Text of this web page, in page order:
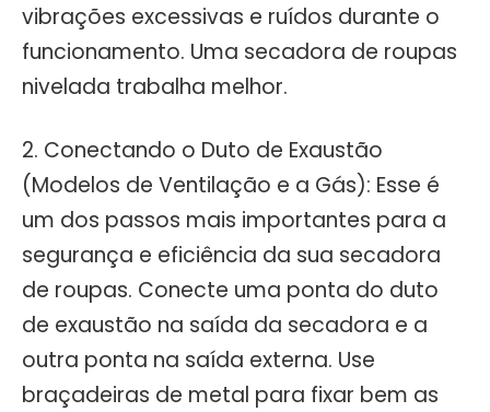
vibrações excessivas e ruídos durante o
funcionamento. Uma secadora de roupas
nivelada trabalha melhor.
2. Conectando o Duto de Exaustão
(Modelos de Ventilação e a Gás): Esse é
um dos passos mais importantes para a
segurança e eficiência da sua secadora
de roupas. Conecte uma ponta do duto
de exaustão na saída da secadora e a
outra ponta na saída externa. Use
braçadeiras de metal para fixar bem as